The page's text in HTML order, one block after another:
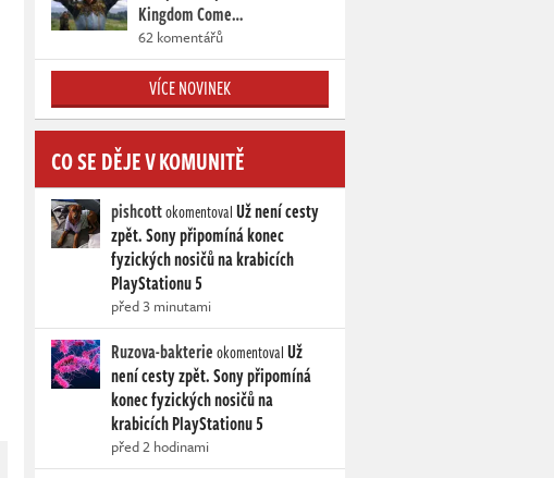
Kingdom Come…
62 komentářů
VÍCE NOVINEK
CO SE DĚJE V KOMUNITĚ
pishcottokomentovalUž není cesty
zpět. Sony připomíná konec
fyzických nosičů na krabicích
PlayStationu 5
před 3 minutami
Ruzova-bakterieokomentovalUž
není cesty zpět. Sony připomíná
konec fyzických nosičů na
krabicích PlayStationu 5
před 2 hodinami